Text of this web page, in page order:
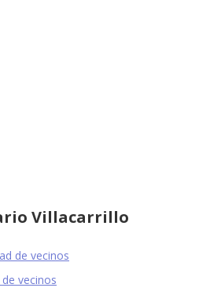
Villacarrillo
vecinos